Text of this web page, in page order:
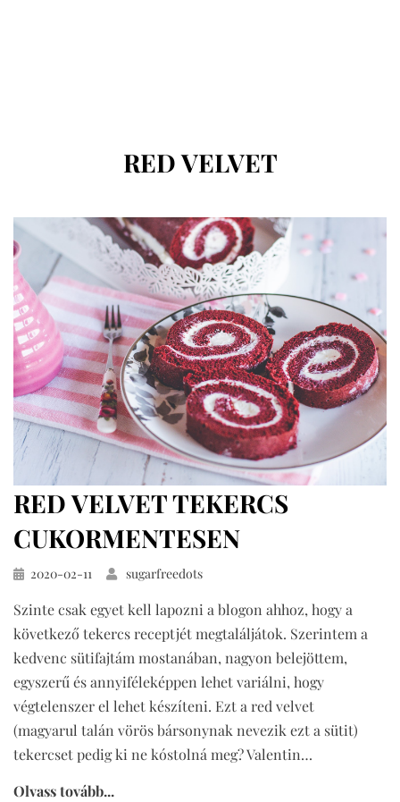
CÍMKE
:
RED VELVET
RED VELVET TEKERCS
CUKORMENTESEN
Közzétéve
2020-02-11 sugarfreedots
Szinte csak egyet kell lapozni a blogon ahhoz, hogy a
következő tekercs receptjét megtaláljátok. Szerintem a
kedvenc sütifajtám mostanában, nagyon belejöttem,
egyszerű és annyiféleképpen lehet variálni, hogy
végtelenszer el lehet készíteni. Ezt a red velvet
(magyarul talán vörös bársonynak nevezik ezt a sütit)
tekercset pedig ki ne kóstolná meg? Valentin…
Olvass tovább...